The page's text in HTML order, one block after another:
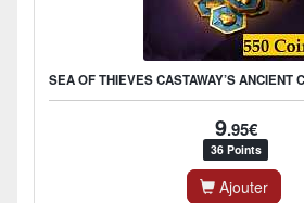
9.95€
36 Points
Ajouter